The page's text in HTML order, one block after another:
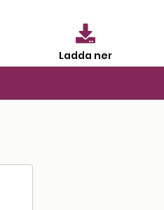
Ladda ner